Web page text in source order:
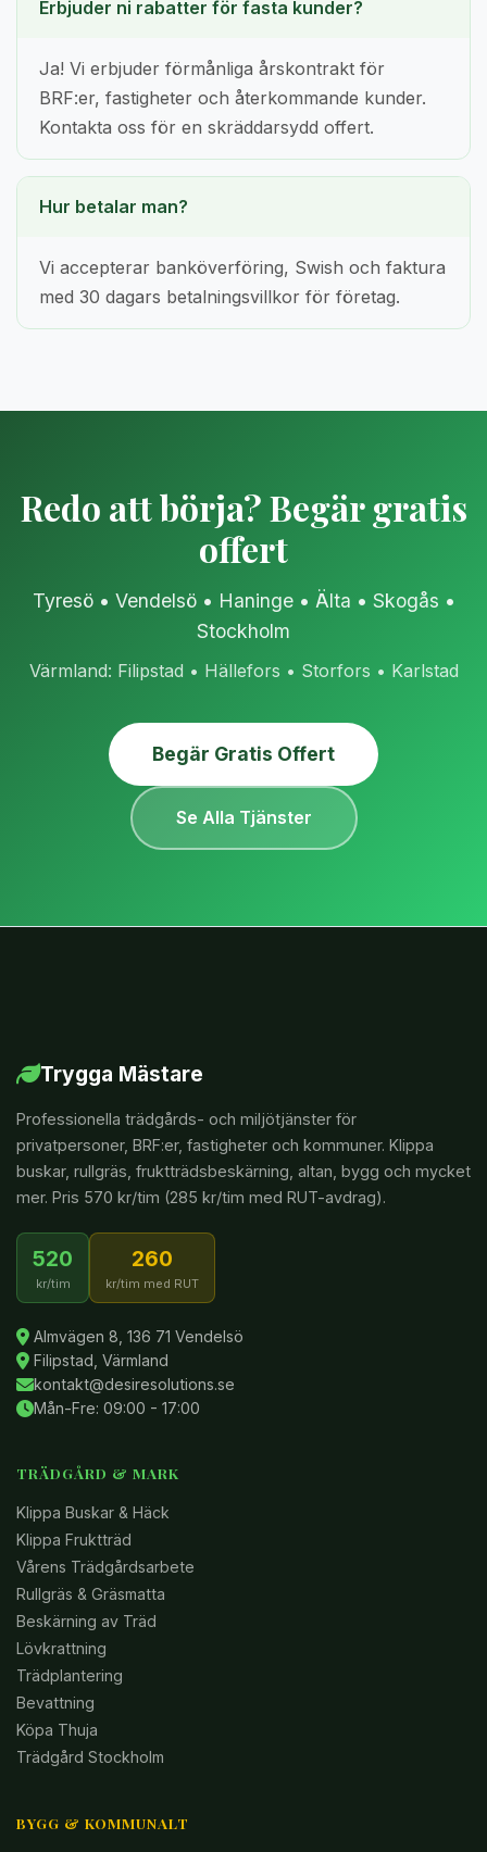
Erbjuder ni rabatter för fasta kunder?
Ja! Vi erbjuder förmånliga årskontrakt för
BRF:er, fastigheter och återkommande kunder.
Kontakta oss för en skräddarsydd offert.
Hur betalar man?
Vi accepterar banköverföring, Swish och faktura
med 30 dagars betalningsvillkor för företag.
Redo att börja? Begär gratis
offert
Tyresö • Vendelsö • Haninge • Älta • Skogås •
Stockholm
Värmland: Filipstad • Hällefors • Storfors • Karlstad
Begär Gratis Offert
Se Alla Tjänster
Trygga Mästare
Professionella trädgårds- och miljötjänster för
privatpersoner, BRF:er, fastigheter och kommuner. Klippa
buskar, rullgräs, fruktträdsbeskärning, altan, bygg och mycket
mer. Pris 570 kr/tim (285 kr/tim med RUT-avdrag).
520
kr/tim
260
kr/tim med RUT
Almvägen 8, 136 71 Vendelsö
Filipstad, Värmland
kontakt@desiresolutions.se
Mån-Fre: 09:00 - 17:00
TRÄDGÅRD & MARK
Klippa Buskar & Häck
Klippa Fruktträd
Vårens Trädgårdsarbete
Rullgräs & Gräsmatta
Beskärning av Träd
Lövkrattning
Trädplantering
Bevattning
Köpa Thuja
Trädgård Stockholm
BYGG & KOMMUNALT